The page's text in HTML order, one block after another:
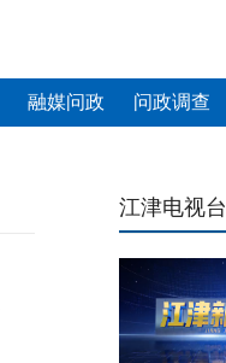
融媒问政 问政调查
江津电视台